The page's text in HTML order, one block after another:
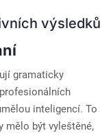
výsledků
gramaticky
inteligencí. To
mělo být vyleštěné,